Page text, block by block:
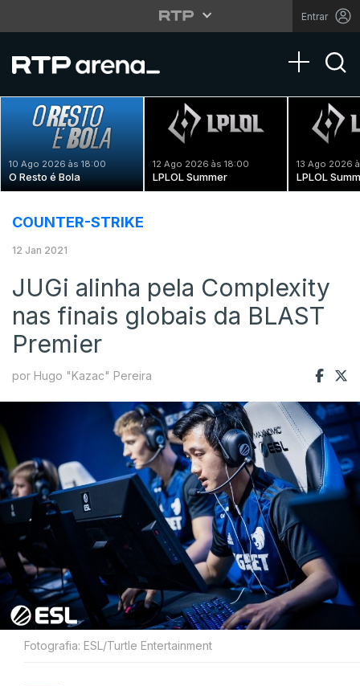
Entrar
Toggle
10 Ago 2026 às 18:00
O Resto é Bola
12 Ago 2026 às 18:00
LPLOL Summer
13 Ago 2026
LPLOL
COUNTER-STRIKE
12 Jan 2021
JUGi alinha pela Complexity
nas finais globais da BLAST
Premier
por Hugo "Kazac" Pereira
Fotografia: ESL/Turtle Entertainment